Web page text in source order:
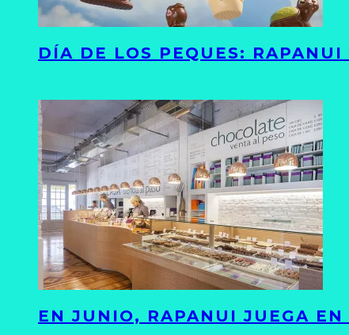
DÍA DE LOS PEQUES:
EN JUNIO, RAPANUI JUEGA